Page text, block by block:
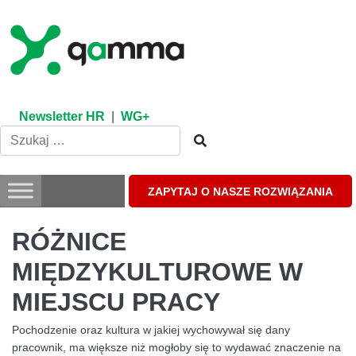
content
Newsletter HR WG+
ZAPYTAJ O NASZE ROZWIĄZANIA
RÓŻNICE
MIĘDZYKULTUROWE W
MIEJSCU PRACY
Pochodzenie oraz kultura w jakiej wychowywał się dany
pracownik, ma większe niż mogłoby się to wydawać znaczenie na